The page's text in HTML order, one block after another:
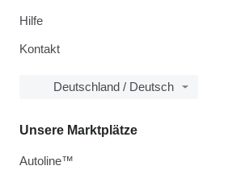
Hilfe
Kontakt
Deutschland / Deutsch
Unsere Marktplätze
Autoline™